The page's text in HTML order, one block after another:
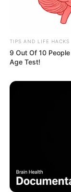
TIPS AND LIFE HACKS
9 Out Of 10
Age Test!